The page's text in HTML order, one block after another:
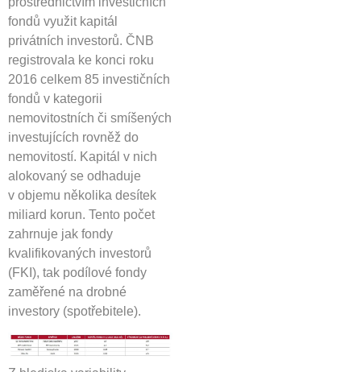
fondů využit kapitál
privátních investorů. ČNB
registrovala ke konci roku
2016 celkem 85 investičních
fondů v kategorii
nemovitostních či smíšených
investujících rovněž do
nemovitostí. Kapitál v nich
alokovaný se odhaduje
v objemu několika desítek
miliard korun. Tento počet
zahrnuje jak fondy
kvalifikovaných investorů
(FKI), tak podílové fondy
zaměřené na drobné
investory (spotřebitele).